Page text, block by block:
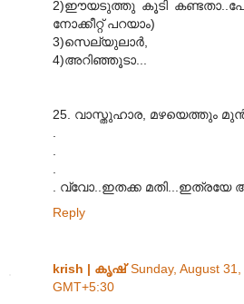
2)ഈയടുത്തു കൂടി
നോക്കീറ്റ് പറയാം)
3)സെല്യുലാർ,
4)അറിഞ്ഞൂടാ...
25. വാസ്തുഹാര, മഴയെത്തും
. വ്വോ..ഇതക്ക മതി...ഇത്രയേ
Reply
krish | കൃഷ് Sunday, August
GMT+5:30